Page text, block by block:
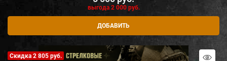
выгода 2 000 руб.
ДОБАВИТЬ
Скидка 2 805 руб.